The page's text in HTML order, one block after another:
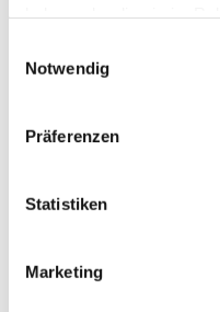
Notwendig
Präferenzen
Statistiken
Marketing